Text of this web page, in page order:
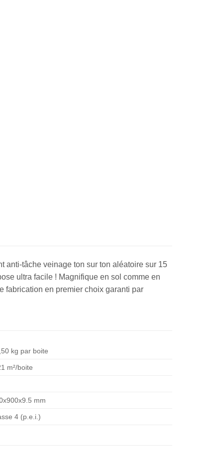
anti-tâche veinage ton sur ton aléatoire sur 15
ultra facile ! Magnifique en sol comme en
fabrication en premier choix garanti par
kg par boite
m²/boite
mm
4 (p.e.i.)